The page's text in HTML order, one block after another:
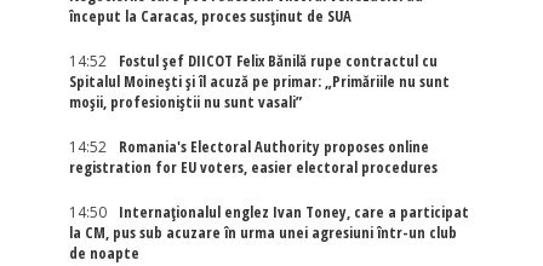
început la Caracas, proces susținut de SUA
14:52
Fostul șef DIICOT Felix Bănilă rupe contractul cu
Spitalul Moinești și îl acuză pe primar: „Primăriile nu sunt
moșii, profesioniștii nu sunt vasali”
14:52
Romania's Electoral Authority proposes online
registration for EU voters, easier electoral procedures
14:50
Internaţionalul englez Ivan Toney, care a participat
la CM, pus sub acuzare în urma unei agresiuni într-un club
de noapte